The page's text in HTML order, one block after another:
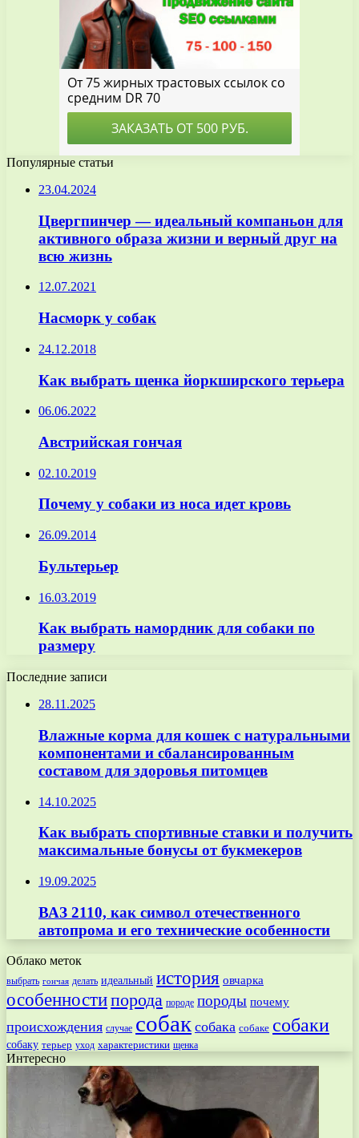
Популярные статьи
23.04.2024
Цвергпинчер — идеальный компаньон для
активного образа жизни и верный друг на
всю жизнь
12.07.2021
Насморк у собак
24.12.2018
Как выбрать щенка йоркширского терьера
06.06.2022
Австрийская гончая
02.10.2019
Почему у собаки из носа идет кровь
26.09.2014
Бультерьер
16.03.2019
Как выбрать намордник для собаки по
размеру
Последние записи
28.11.2025
Влажные корма для кошек с натуральными
компонентами и сбалансированным
составом для здоровья питомцев
14.10.2025
Как выбрать спортивные ставки и получить
максимальные бонусы от букмекеров
19.09.2025
ВАЗ 2110, как символ отечественного
автопрома и его технические особенности
Облако меток
выбрать гончая делать идеальный история овчарка
особенностипорода породе породы почему
происхождения случае собак собака собаке собаки
собаку терьер уход характеристики щенка
Интересно